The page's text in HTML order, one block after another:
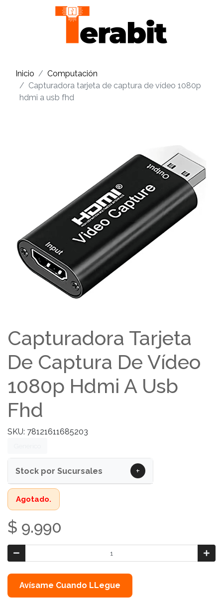
Inicio
Computación
Capturadora tarjeta de captura de vídeo 1080p
hdmi a usb fhd
Capturadora Tarjeta
De Captura De Vídeo
1080p Hdmi A Usb
Fhd
SKU: 78121611685203
Stock por Sucursales +
Agotado.
$ 9.990
Avísame Cuando LLegue